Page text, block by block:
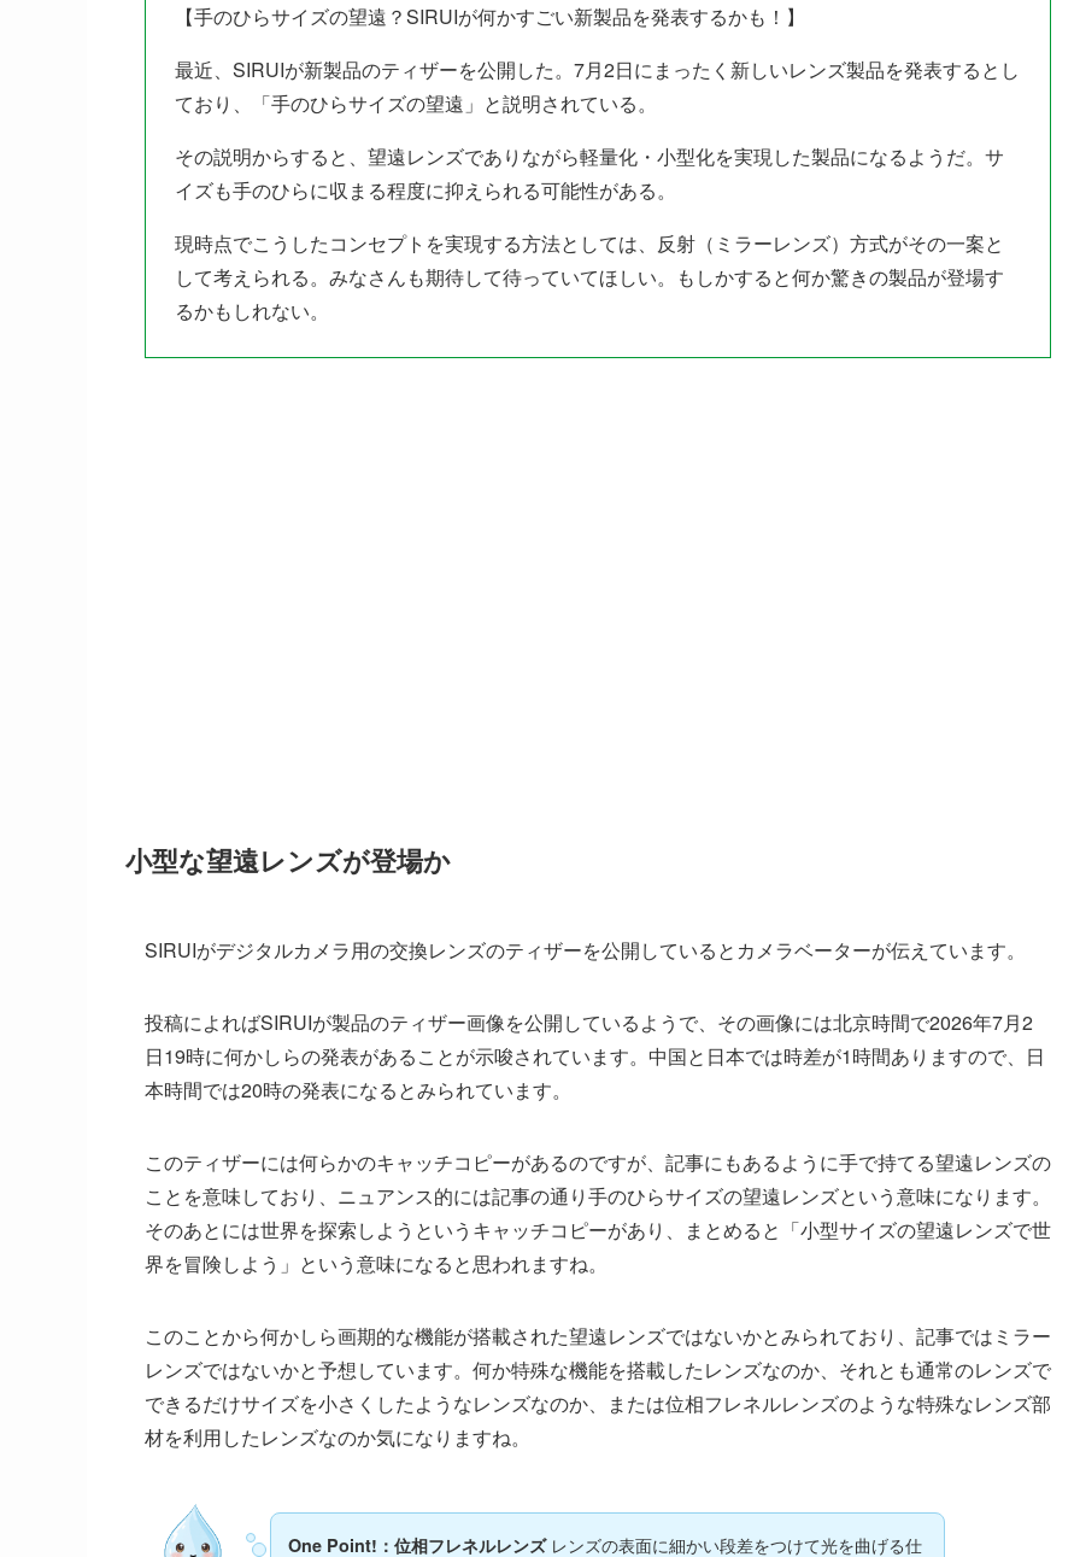
【手のひらサイズの望遠？SIRUIが何かすごい新製品を発表するかも！】
最近、SIRUIが新製品のティザーを公開した。7月2日にまったく新しいレンズ製品を発表するとし
ており、「手のひらサイズの望遠」と説明されている。
その説明からすると、望遠レンズでありながら軽量化・小型化を実現した製品になるようだ。サ
イズも手のひらに収まる程度に抑えられる可能性がある。
現時点でこうしたコンセプトを実現する方法としては、反射（ミラーレンズ）方式がその一案と
して考えられる。みなさんも期待して待っていてほしい。もしかすると何か驚きの製品が登場す
るかもしれない。
小型な望遠レンズが登場か
SIRUIがデジタルカメラ用の交換レンズのティザーを公開しているとカメラベーターが伝えています。
投稿によればSIRUIが製品のティザー画像を公開しているようで、その画像には北京時間で2026年7月2
日19時に何かしらの発表があることが示唆されています。中国と日本では時差が1時間ありますので、日
本時間では20時の発表になるとみられています。
このティザーには何らかのキャッチコピーがあるのですが、記事にもあるように手で持てる望遠レンズの
ことを意味しており、ニュアンス的には記事の通り手のひらサイズの望遠レンズという意味になります。
そのあとには世界を探索しようというキャッチコピーがあり、まとめると「小型サイズの望遠レンズで世
界を冒険しよう」という意味になると思われますね。
このことから何かしら画期的な機能が搭載された望遠レンズではないかとみられており、記事ではミラー
レンズではないかと予想しています。何か特殊な機能を搭載したレンズなのか、それとも通常のレンズで
できるだけサイズを小さくしたようなレンズなのか、または位相フレネルレンズのような特殊なレンズ部
材を利用したレンズなのか気になりますね。
One Point!：位相フレネルレンズレンズの表面に細かい段差をつけて光を曲げる仕